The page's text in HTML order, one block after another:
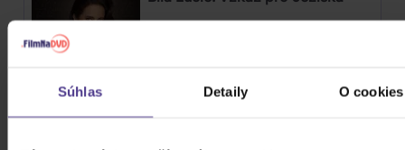
Súhlas Detaily O cookies
Skladom